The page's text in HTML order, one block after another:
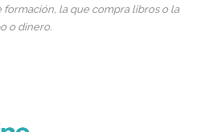
formación, la que compra libros o la
o dinero.